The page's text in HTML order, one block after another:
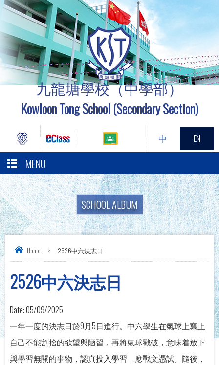
九龍塘學校（中學部）
Kowloon Tong School (Secondary Section)
中 EN
MENU
SCHOOL ALBUM
Home > 2526中六決志日
2526中六決志日
Date:05/09/2025
一年一度的決志日於9月5日進行。中六學生在氣球上寫上
自己不能割捨的欲望與陋習，再將氣球戳破，意味着放下
與學習無關的事物，認真投入學習，應戰文憑試。隨後，